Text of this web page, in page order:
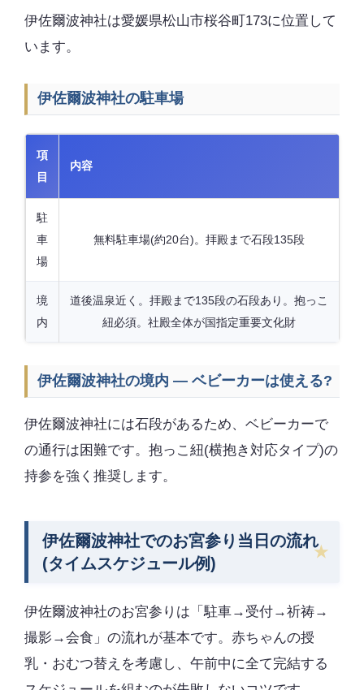
伊佐爾波神社は愛媛県松山市桜谷町173に位置して
います。
伊佐爾波神社の駐車場
項
目
内容
駐
車
場
無料駐車場(約20台)。拝殿まで石段135段
境
内
道後温泉近く。拝殿まで135段の石段あり。抱っこ
紐必須。社殿全体が国指定重要文化財
伊佐爾波神社の境内 — ベビーカーは使える?
伊佐爾波神社には石段があるため、ベビーカーで
の通行は困難です。抱っこ紐(横抱き対応タイプ)の
持参を強く推奨します。
伊佐爾波神社でのお宮参り当日の流れ
(タイムスケジュール例)
伊佐爾波神社のお宮参りは「駐車→受付→祈祷→
撮影→会食」の流れが基本です。赤ちゃんの授
乳・おむつ替えを考慮し、午前中に全て完結する